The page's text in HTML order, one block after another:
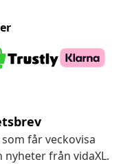
får veckovisa
från vidaXL.